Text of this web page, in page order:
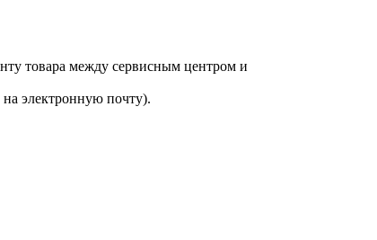
товара между сервисным центром и
электронную почту).